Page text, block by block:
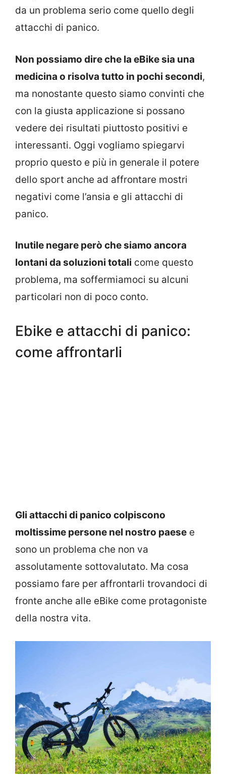
da un problema serio come quello degli
attacchi di panico.
Non possiamo dire che la eBike sia una
medicina o risolva tutto in pochi secondi,
ma nonostante questo siamo convinti che
con la giusta applicazione si possano
vedere dei risultati piuttosto positivi e
interessanti. Oggi vogliamo spiegarvi
proprio questo e più in generale il potere
dello sport anche ad affrontare mostri
negativi come l’ansia e gli attacchi di
panico.
Inutile negare però che siamo ancora
lontani da soluzioni totali come questo
problema, ma soffermiamoci su alcuni
particolari non di poco conto.
Ebike e attacchi di panico:
come affrontarli
Gli attacchi di panico colpiscono
moltissime persone nel nostro paese e
sono un problema che non va
assolutamente sottovalutato. Ma cosa
possiamo fare per affrontarli trovandoci di
fronte anche alle eBike come protagoniste
della nostra vita.